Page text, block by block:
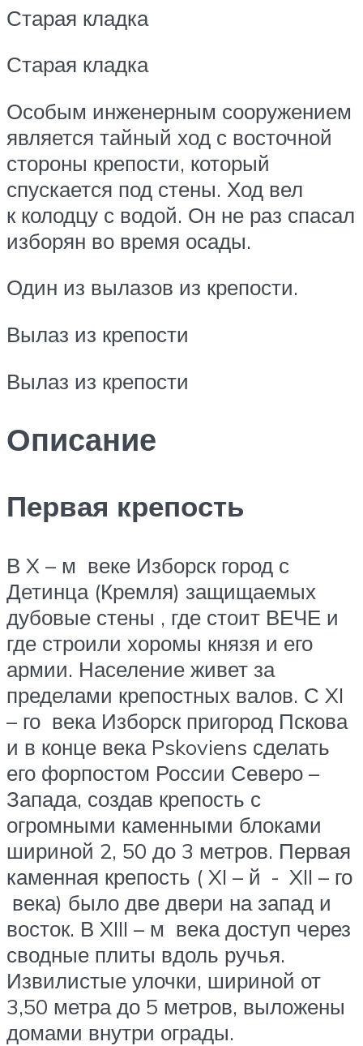
Старая кладка
Старая кладка
Особым инженерным сооружением
является тайный ход с восточной
стороны крепости, который
спускается под стены. Ход вел
к колодцу с водой. Он не раз спасал
изборян во время осады.
Один из вылазов из крепости.
Вылаз из крепости
Вылаз из крепости
Описание
Первая крепость
В X – м веке Изборск город с
Детинца (Кремля) защищаемых
дубовые стены , где стоит ВЕЧЕ и
где строили хоромы князя и его
армии. Население живет за
пределами крепостных валов. С XI
– го века Изборск пригород Пскова
и в конце века Pskoviens сделать
его форпостом России Северо –
Запада, создав крепость с
огромными каменными блоками
шириной 2, 50 до 3 метров. Первая
каменная крепость ( XI – й - XII – го
века) было две двери на запад и
восток. В XIII – м века доступ через
сводные плиты вдоль ручья.
Извилистые улочки, шириной от
3,50 метра до 5 метров, выложены
домами внутри ограды.